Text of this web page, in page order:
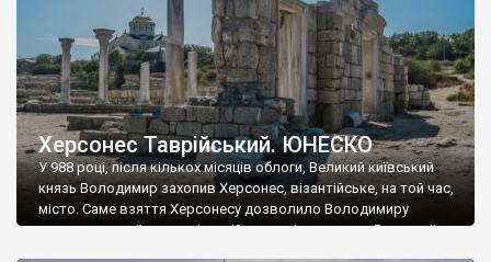
Херсонес Таврійський. ЮНЕСКО
У 988 році, після кількох місяців облоги, Великий київський
князь Володимир захопив Херсонес, візантійське, на той час,
місто. Саме взяття Херсонесу дозволило Володимиру
диктувати свої умови візантійському імператору Василю ІІ, та